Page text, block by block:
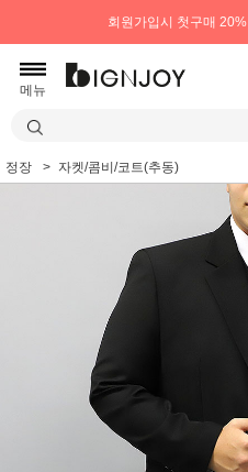
회원가입시 첫구매 20%
메뉴
정장 자켓/콤비/코트(추동)